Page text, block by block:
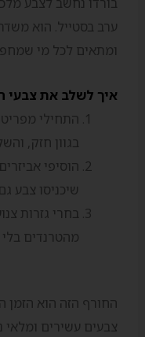
ערב בסטייל. הוא
ומתאים לכל מי
איך לשלב את צבעי
התחילי
בגוון חזק,
הוסיפי
שיכניסו צבע
בחרי גזרות
מהטרנדים
החורף הזה הוא
צבעים עשירים ומלאי